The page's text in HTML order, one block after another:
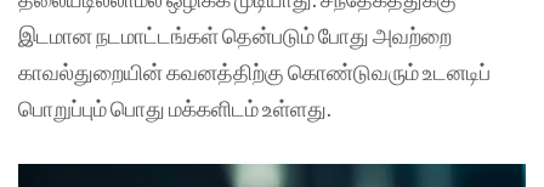
இடமான நடமாட்டங்கள் தென்படும் போது அவற்றை
காவல்துறையின் கவனத்திற்கு கொண்டுவரும் உடனடிப்
பொறுப்பும் பொது மக்களிடம் உள்ளது.